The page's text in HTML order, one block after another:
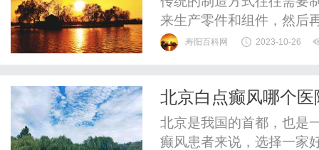
来生产零件和组件，然后
寿阳百科网 2023-10-26
北京白点癫风哪个医
北京是我国的首都，也是
癫风患者来说，选择一家